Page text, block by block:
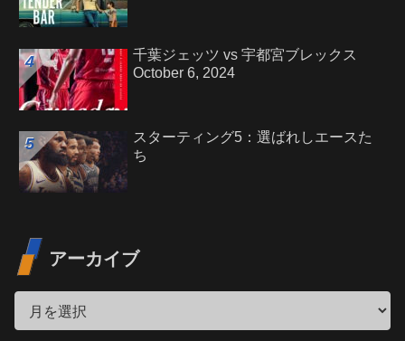
千葉ジェッツ vs 宇都宮ブレックス
October 6, 2024
スターティング5：選ばれしエースた
ち
アーカイブ